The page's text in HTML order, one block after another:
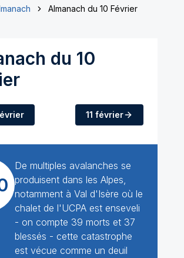
Almanach du 10 Février
du 10
11 février
De multiples avalanches se
produisent dans les Alpes,
notamment à Val d'Isère où le
chalet de l'UCPA est enseveli
- on compte 39 morts et 37
blessés - cette catastrophe
est vécue comme un deuil